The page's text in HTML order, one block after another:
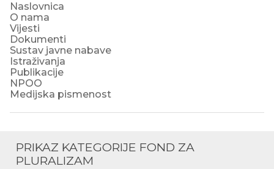
Naslovnica
O nama
Vijesti
Dokumenti
Sustav javne nabave
Istraživanja
Publikacije
NPOO
Medijska pismenost
PRIKAZ KATEGORIJE FOND ZA
PLURALIZAM